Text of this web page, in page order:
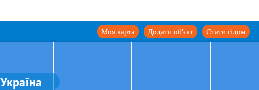
Стати гідом
Додати об'єкт
Моя карта
Україна